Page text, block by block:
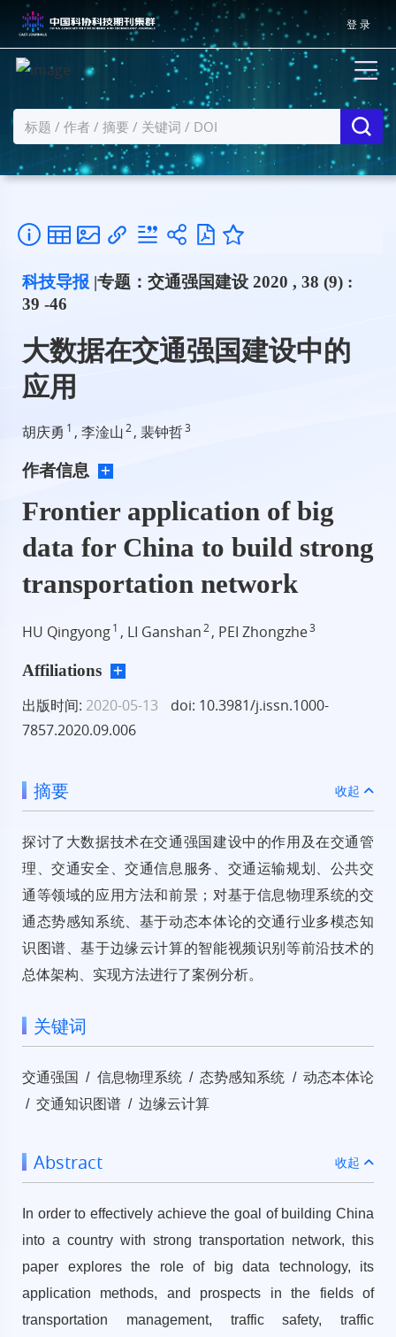
登 录
科技导报 |专题：交通强国建设 2020 , 38 (9) :
39 -46
大数据在交通强国建设中的
应用
胡庆勇 1 , 李淦山 2 , 裴钟哲3
作者信息
Frontier application of big
data for China to build strong
transportation network
HU Qingyong1 , LI Ganshan 2 , PEI Zhongzhe3
Affiliations
出版时间: 2020-05-13
doi: 10.3981/j.issn.1000-
7857.2020.09.006
摘要 收起
探讨了大数据技术在交通强国建设中的作用及在交通管
理、交通安全、交通信息服务、交通运输规划、公共交
通等领域的应用方法和前景；对基于信息物理系统的交
通态势感知系统、基于动态本体论的交通行业多模态知
识图谱、基于边缘云计算的智能视频识别等前沿技术的
总体架构、实现方法进行了案例分析。
关键词
交通强国 / 信息物理系统 / 态势感知系统 / 动态本体论
/ 交通知识图谱 / 边缘云计算
Abstract 收起
In order to effectively achieve the goal of building China
into a country with strong transportation network, this
paper explores the role of big data technology, its
application methods, and prospects in the fields of
transportation management, traffic safety, traffic